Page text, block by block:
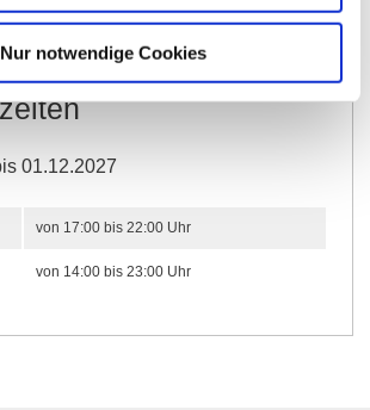
Nur notwendige Cookies
01.12.2027
von 17:00 bis 22:00 Uhr
von 14:00 bis 23:00 Uhr